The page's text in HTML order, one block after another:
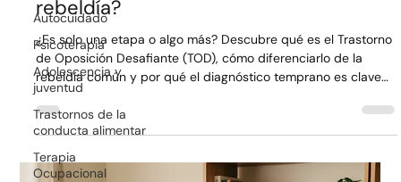
Autocuidado
Psicoterapia
Adolescencia y
juventud
Trastornos de la
conducta alimentar
Terapia
Ocupacional
Trastorno de Oposición
Desafiante: ¿Es solo
rebeldía?
¿Es solo una etapa o algo más? Descubre qué es el Trastorno
de Oposición Desafiante (TOD), cómo diferenciarlo de la
rebeldía común y por qué el diagnóstico temprano es clave
para recuperar la armonía y el equilibrio en tu hogar